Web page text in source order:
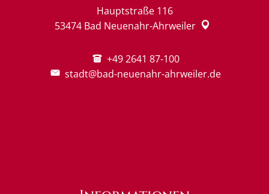
Hauptstraße 116
53474 Bad Neuenahr-Ahrweiler
+49 2641 87-100
stadt@bad-neuenahr-ahrweiler.de